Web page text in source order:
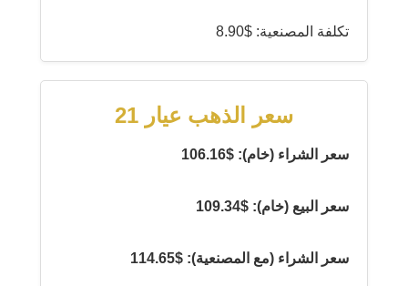
تكلفة المصنعية: $8.90
سعر الذهب عيار 21
سعر الشراء (خام): $106.16
سعر البيع (خام): $109.34
سعر الشراء (مع المصنعية): $114.65